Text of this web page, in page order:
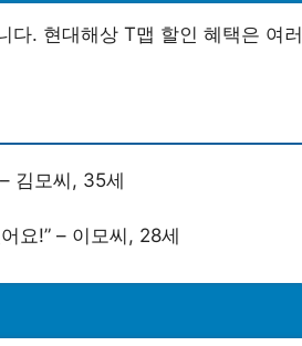
다. 현대해상 T맵 할인 혜택은 여러
김모씨, 35세
요!” – 이모씨, 28세